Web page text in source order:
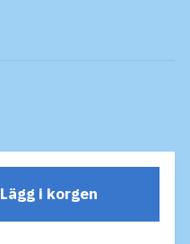
Lägg i korgen